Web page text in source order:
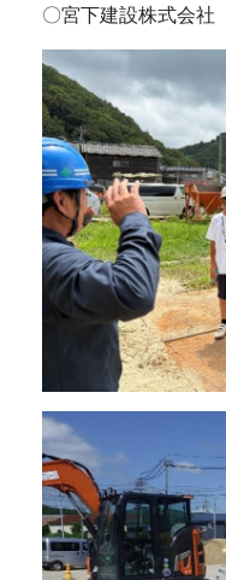
〇宮下建設株式会社